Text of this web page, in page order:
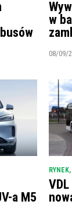
w
08/09/
a M5
RYNEK,